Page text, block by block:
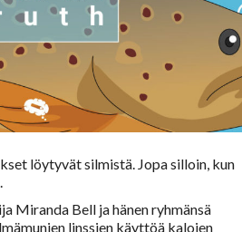
löytyvät silmistä. Jopa silloin, kun
Miranda Bell ja hänen ryhmänsä
linssien käyttöä kalojen